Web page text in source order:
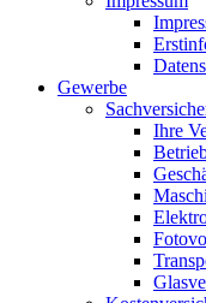
Gewerbe
Ihre